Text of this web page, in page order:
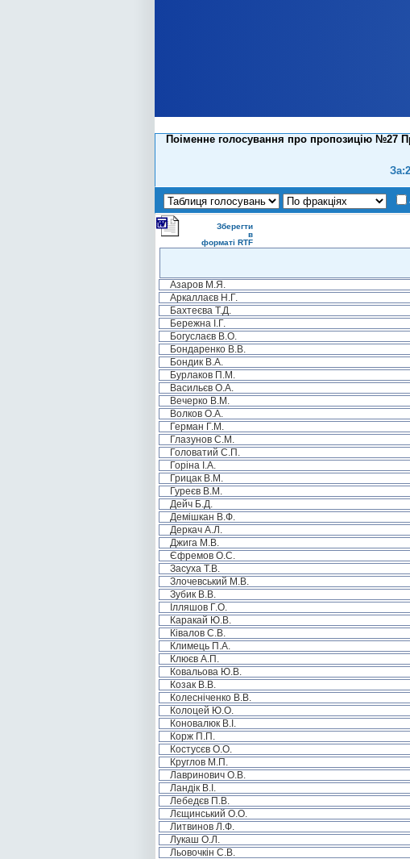
Поіменне голосування про пропозицію №27
Зберегти
в
форматі RTF
Азаров М.Я.
Аркаллаєв Н.Г.
Бахтеєва Т.Д.
Бережна І.Г.
Богуслаєв В.О.
Бондаренко В.В.
Бондик В.А.
Бурлаков П.М.
Васильєв О.А.
Вечерко В.М.
Волков О.А.
Герман Г.М.
Глазунов С.М.
Головатий С.П.
Горіна І.А.
Грицак В.М.
Гуреєв В.М.
Дейч Б.Д.
Демішкан В.Ф.
Деркач А.Л.
Джига М.В.
Єфремов О.С.
Засуха Т.В.
Злочевський М.В.
Зубик В.В.
Ілляшов Г.О.
Каракай Ю.В.
Ківалов С.В.
Климець П.А.
Клюєв А.П.
Ковальова Ю.В.
Козак В.В.
Колесніченко В.В.
Колоцей Ю.О.
Коновалюк В.І.
Корж П.П.
Костусєв О.О.
Круглов М.П.
Лавринович О.В.
Ландік В.І.
Лебедєв П.В.
Лєщинський О.О.
Литвинов Л.Ф.
Лукаш О.Л.
Льовочкін С.В.